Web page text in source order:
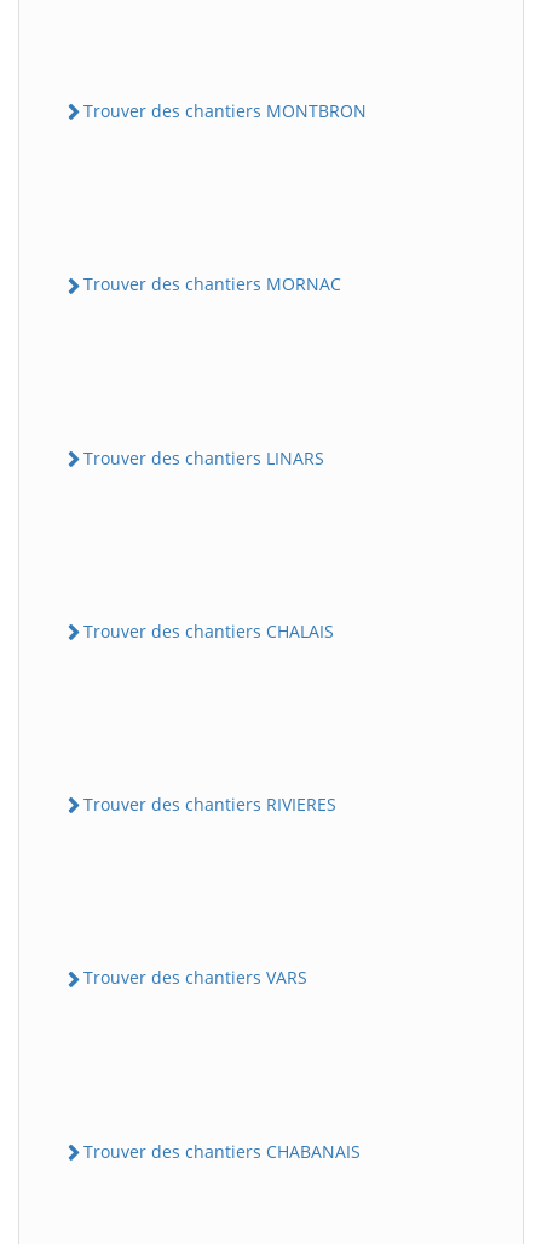
Trouver des chantiers MONTBRON
Trouver des chantiers MORNAC
Trouver des chantiers LINARS
Trouver des chantiers CHALAIS
Trouver des chantiers RIVIERES
Trouver des chantiers VARS
Trouver des chantiers CHABANAIS